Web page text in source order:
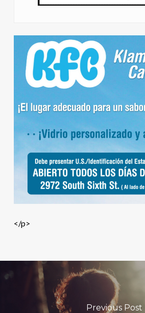
</p>
Previous Post